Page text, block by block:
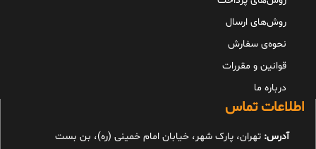
روش‌های ارسال
نحوه‌ی سفارش
قوانین و مقررات
درباره ما
اطلاعات تماس
آدرس: تهران، پارک شهر، خیابان امام خمینی (ره)، بن بست